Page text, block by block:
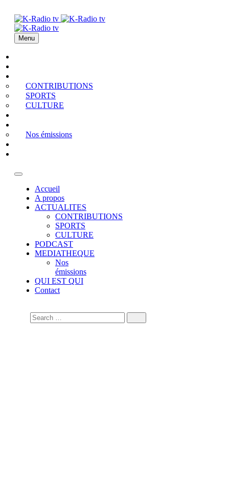
Menu
CONTRIBUTIONS
SPORTS
CULTURE
Nos émissions
Accueil
A propos
ACTUALITES
CONTRIBUTIONS
SPORTS
CULTURE
PODCAST
MEDIATHEQUE
Nos
émissions
QUI EST QUI
Contact